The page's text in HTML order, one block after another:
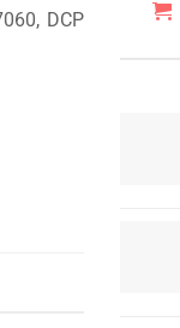
DCP